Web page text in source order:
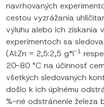
navrhovaných
cestou vyzrážania
výluhu alebo ich získania
experimentoch sa
(Al:Zn = 2,5:2,5 g*l-1
20-80 °C na účinnosť
všetkých sledovaných
došlo k ich úplnému
%-né odstránenie železa